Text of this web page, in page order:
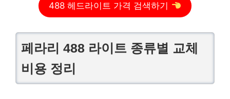
488 헤드라이트 가격 검색하기
페라리 488 라이트 종류별 교체
비용 정리